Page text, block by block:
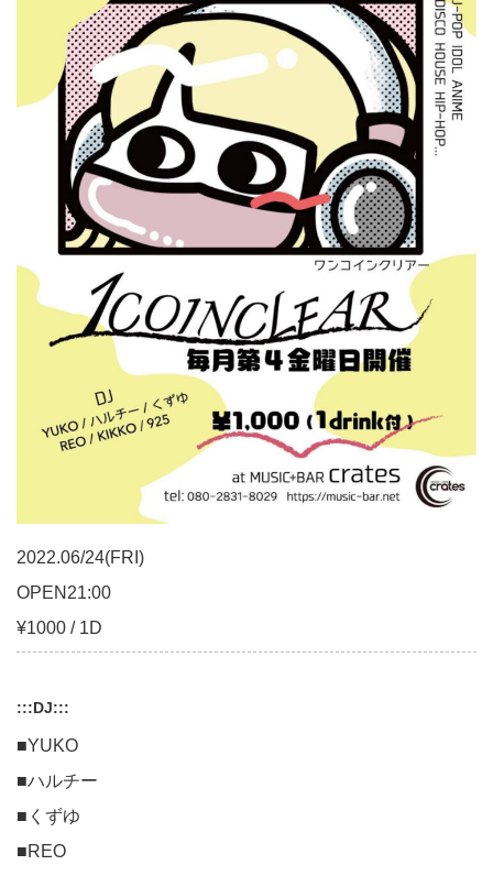
2022.06/24(FRI)
OPEN21:00
¥1000 / 1D
:::DJ:::
■YUKO
■ハルチー
■くずゆ
■REO